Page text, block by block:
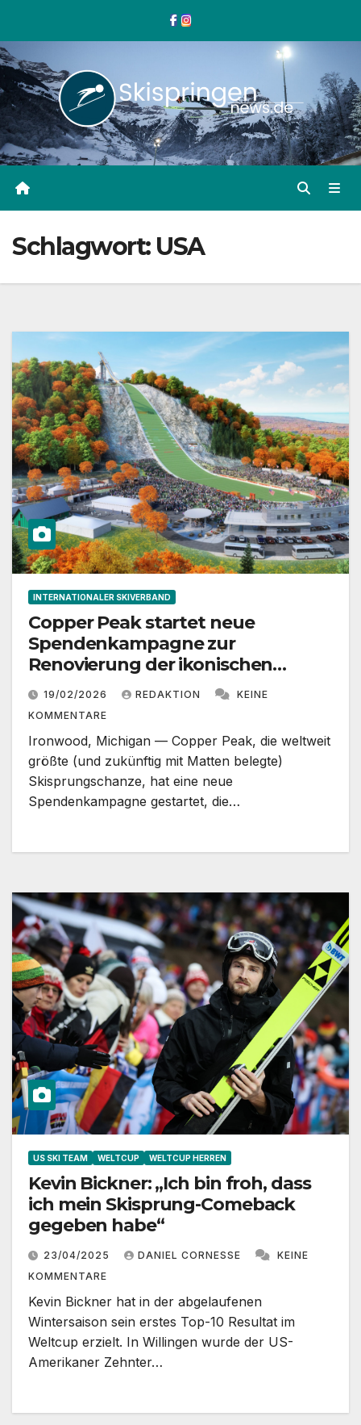
springen
Schlagwort: USA
INTERNATIONALER SKIVERBAND
Copper Peak startet neue
Spendenkampagne zur
Renovierung der ikonischen
Skisprungschanze
19/02/2026 REDAKTION
KEINE
KOMMENTARE
Ironwood, Michigan — Copper Peak, die weltweit
größte (und zukünftig mit Matten belegte)
Skisprungschanze, hat eine neue
Spendenkampagne gestartet, die…
US SKI TEAM WELTCUP WELTCUP HERREN
Kevin Bickner: „Ich bin froh, dass
ich mein Skisprung-Comeback
gegeben habe“
23/04/2025 DANIEL CORNESSE
KEINE
KOMMENTARE
Kevin Bickner hat in der abgelaufenen
Wintersaison sein erstes Top-10 Resultat im
Weltcup erzielt. In Willingen wurde der US-
Amerikaner Zehnter…